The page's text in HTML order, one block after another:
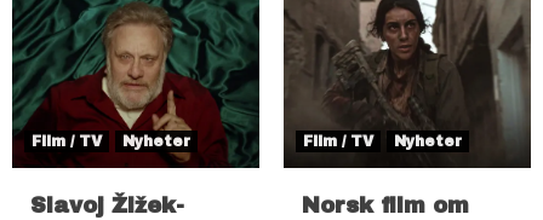
Film / TV Nyheter
Slavoj Žižek-
Film / TV Nyheter
Norsk film om